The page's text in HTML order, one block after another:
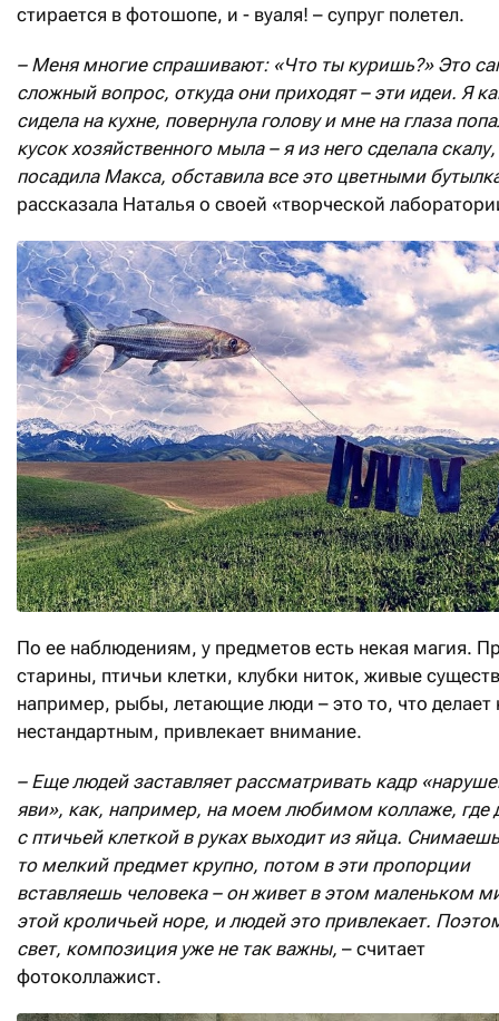
стирается в фотошопе, и - вуаля! – супруг полетел.
– Меня многие спрашивают: «Что ты куришь?» Это
сложный вопрос, откуда они приходят – эти идеи. Я
сидела на кухне, повернула голову и мне на глаза
кусок хозяйственного мыла – я из него сделала скалу,
посадила Макса, обставила все это цветными
рассказала Наталья о своей «творческой
По ее наблюдениям, у предметов есть некая магия.
старины, птичьи клетки, клубки ниток, живые
например, рыбы, летающие люди – это то, что делает
нестандартным, привлекает внимание.
– Еще людей заставляет рассматривать кадр
яви», как, например, на моем любимом коллаже, где
с птичьей клеткой в руках выходит из яйца.
то мелкий предмет крупно, потом в эти пропорции
вставляешь человека – он живет в этом маленьком
этой кроличьей норе, и людей это привлекает.
свет, композиция уже не так важны, – считает
фотоколлажист.